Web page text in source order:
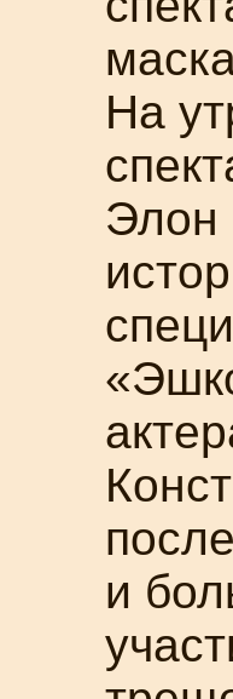
На
Элон
и